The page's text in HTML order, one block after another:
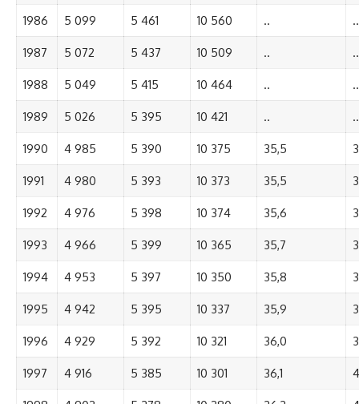
1986 5 099 5 461 10 560 .. ..
1987 5 072 5 437 10 509 .. ..
1988 5 049 5 415 10 464 .. ..
1989 5 026 5 395 10 421 .. ..
1990 4 985 5 390 10 375 35,5
1991 4 980 5 393 10 373 35,5
1992 4 976 5 398 10 374 35,6
1993 4 966 5 399 10 365 35,7
1994 4 953 5 397 10 350 35,8
1995 4 942 5 395 10 337 35,9
1996 4 929 5 392 10 321 36,0
1997 4 916 5 385 10 301 36,1